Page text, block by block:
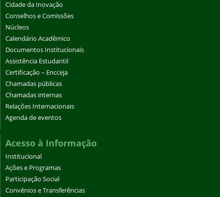
Cidade da Inovação
Conselhos e Comissões
Núcleos
Calendário Acadêmico
Documentos Institucionais
Assistência Estudantil
Certificação – Encceja
Chamadas públicas
Chamadas internas
Relações Internacionais
Agenda de eventos
Acesso à Informação
Institucional
Ações e Programas
Participação Social
Convênios e Transferências